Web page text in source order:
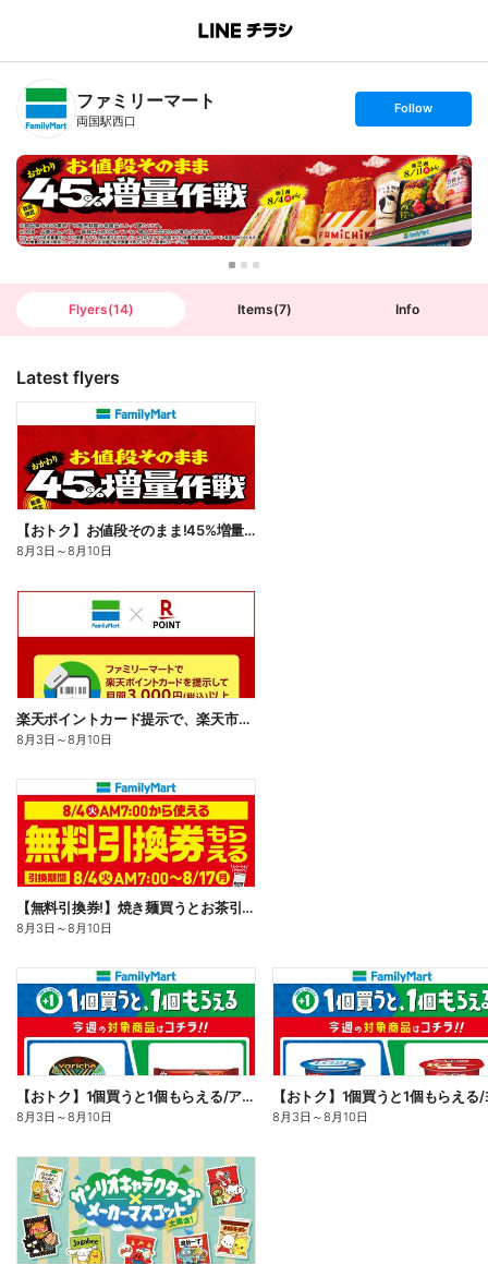
B
n
T
ファミリーマート
両国駅西口
s
t
o
l
l
o
w
Follow
Flyers(14) Items(7) Info
Latest flyers
【おトク】お値段そのまま!45%増量作戦!
8月3日 ～8月10日
楽天ポイントカード提示で、楽天市場でのお買い物がおトクに!
8月3日 ～8月10日
【無料引換券!】焼き麺買うとお茶引換券貰える!
8月3日 ～8月10日
【おトク】1個買うと1個もらえる/アイス
8月3日 ～8月10日 8月3日 ～8月10日